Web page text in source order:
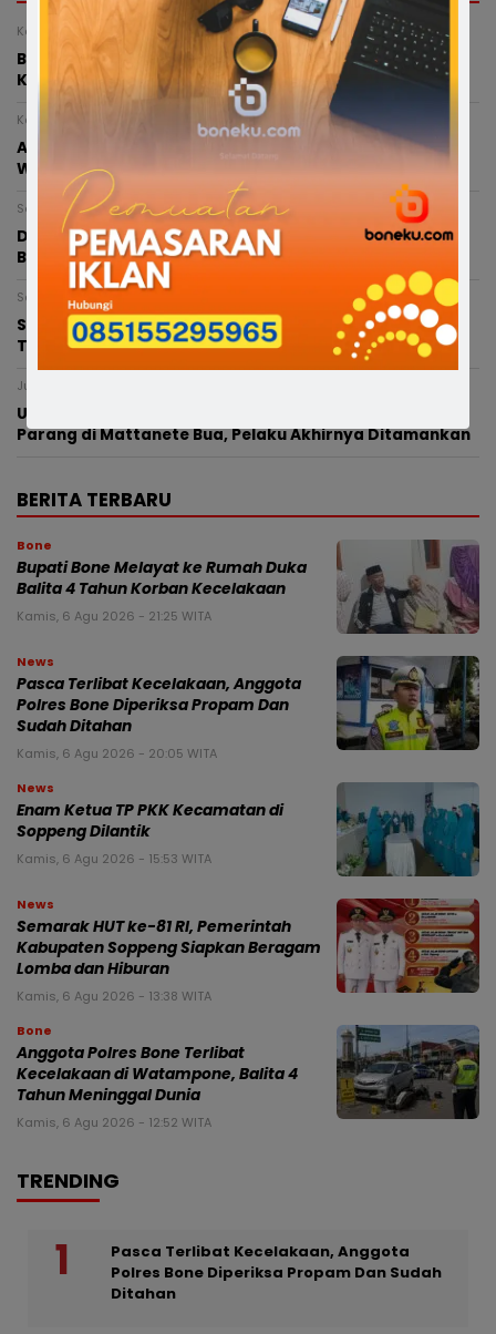
Kamis, 6 Agustus 2026 - 21:25 WITA
Bupati Bone Melayat ke Rumah Duka Balita 4 Tahun
Korban Kecelakaan
Kamis, 6 Agustus 2026 - 12:52 WITA
Anggota Polres Bone Terlibat Kecelakaan di
Watampone, Balita 4 Tahun Meninggal Dunia
Senin, 3 Agustus 2026 - 15:14 WITA
Dukung Pendidikan Islam, Andi Muzakkir Aqil Serahkan
Bantuan Aspirasi ke Ponpes di Bone
Sabtu, 1 Agustus 2026 - 21:55 WITA
SATRIA Bone Siap Sambut Sufmi Dasco Ahmad,
Tegaskan Siap Menangkan Gerindra di Sulsel
Jumat, 31 Juli 2026 - 13:16 WITA
URC Resmob Bone Sisir TKP Penganiayaan Bersenjata
Parang di Mattanete Bua, Pelaku Akhirnya Ditamankan
BERITA TERBARU
Bone
Bupati Bone Melayat ke Rumah Duka
Balita 4 Tahun Korban Kecelakaan
Kamis, 6 Agu 2026 - 21:25 WITA
News
Pasca Terlibat Kecelakaan, Anggota
Polres Bone Diperiksa Propam Dan
Sudah Ditahan
Kamis, 6 Agu 2026 - 20:05 WITA
News
Enam Ketua TP PKK Kecamatan di
Soppeng Dilantik
Kamis, 6 Agu 2026 - 15:53 WITA
News
Semarak HUT ke-81 RI, Pemerintah
Kabupaten Soppeng Siapkan Beragam
Lomba dan Hiburan
Kamis, 6 Agu 2026 - 13:38 WITA
Bone
Anggota Polres Bone Terlibat
Kecelakaan di Watampone, Balita 4
Tahun Meninggal Dunia
Kamis, 6 Agu 2026 - 12:52 WITA
TRENDING
Pasca Terlibat Kecelakaan, Anggota
Polres Bone Diperiksa Propam Dan Sudah
Ditahan